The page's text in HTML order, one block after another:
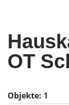
OT
Objekte: 1